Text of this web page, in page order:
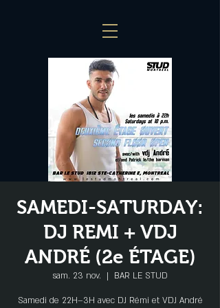
SAMEDI-SATURDAY:
DJ REMI + VDJ
ANDRÉ (2e ÉTAGE)
sam. 23 nov.
  |
BAR LE STUD
Samedi de 22H–3H avec DJ Rémi et VDJ André